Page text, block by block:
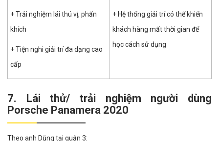
+ Trải nghiệm lái thú vị, phấn
khích
+ Tiện nghi giải trí đa dạng cao
cấp
+ Hệ thống giải trí có thể khiến
khách hàng mất thời gian để
học cách sử dụng
7. Lái thử/ trải nghiệm người dùng
Porsche Panamera 2020
Theo anh Dũng tại quận 3: